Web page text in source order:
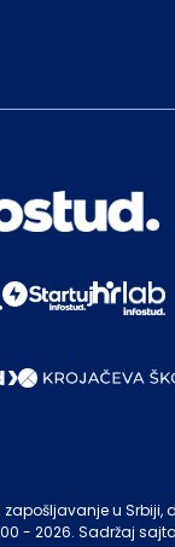
u Srbiji,
- 2026. Sadržaj sajta